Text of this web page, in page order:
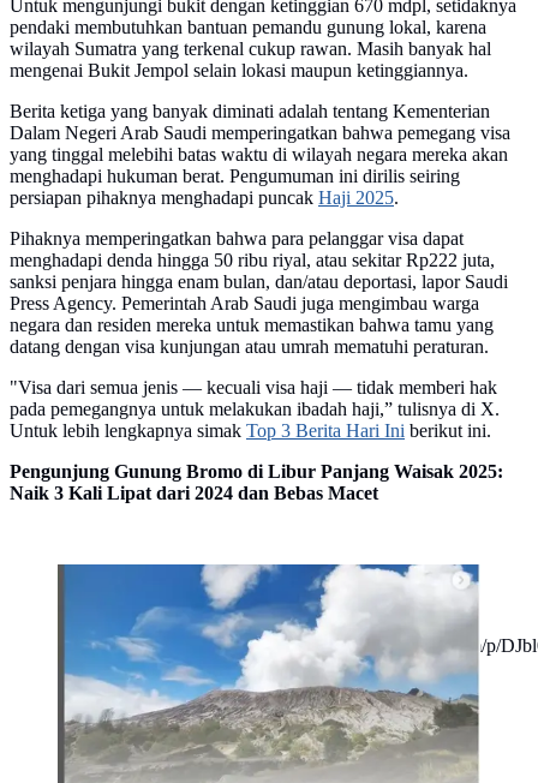
Untuk mengunjungi bukit dengan ketinggian 670 mdpl, setidaknya
pendaki membutuhkan bantuan pemandu gunung lokal, karena
wilayah Sumatra yang terkenal cukup rawan. Masih banyak hal
mengenai Bukit Jempol selain lokasi maupun ketinggiannya.
Berita ketiga yang banyak diminati adalah tentang Kementerian
Dalam Negeri Arab Saudi memperingatkan bahwa pemegang visa
yang tinggal melebihi batas waktu di wilayah negara mereka akan
menghadapi hukuman berat. Pengumuman ini dirilis seiring
persiapan pihaknya menghadapi puncak Haji 2025.
Pihaknya memperingatkan bahwa para pelanggar visa dapat
menghadapi denda hingga 50 ribu riyal, atau sekitar Rp222 juta,
sanksi penjara hingga enam bulan, dan/atau deportasi, lapor Saudi
Press Agency. Pemerintah Arab Saudi juga mengimbau warga
negara dan residen mereka untuk memastikan bahwa tamu yang
datang dengan visa kunjungan atau umrah mematuhi peraturan.
"Visa dari semua jenis — kecuali visa haji — tidak memberi hak
pada pemegangnya untuk melakukan ibadah haji,” tulisnya di X.
Untuk lebih lengkapnya simak Top 3 Berita Hari Ini berikut ini.
Pengunjung Gunung Bromo di Libur Panjang Waisak 2025:
Naik 3 Kali Lipat dari 2024 dan Bebas Macet
Pengunjung Gunung Bromo di Libur Panjang Waisak
2025: Naik 3 Kali Lipat Dibanding 2024 dan Bebas
Macet. (dok.IInstagram
@bbtnbromotenggersemeru/https://www.instagram.com/p/